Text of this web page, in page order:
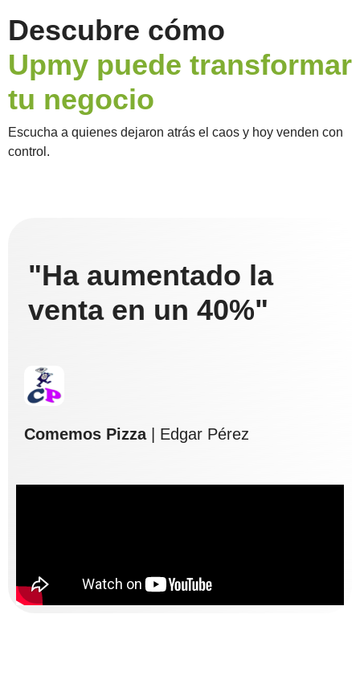
Descubre cómo
Upmy puede transformar
tu negocio
Escucha a quienes dejaron atrás el caos y hoy venden con
control.
"Ha aumentado la
venta en un 40%"
Comemos Pizza | Edgar Pérez